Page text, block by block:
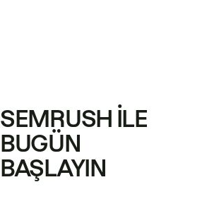
SEMRUSH ILE
BUGÜN
BAŞLAYIN